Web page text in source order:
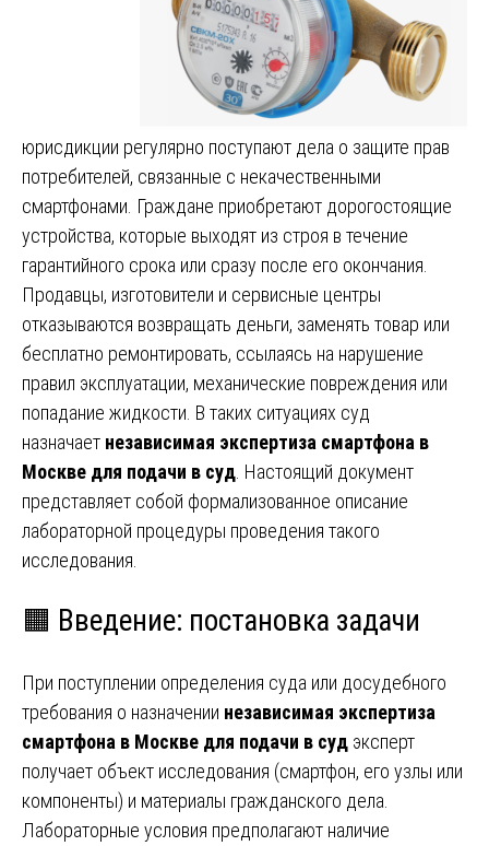
юрисдикции регулярно поступают дела о защите прав
потребителей, связанные с некачественными
смартфонами. Граждане приобретают дорогостоящие
устройства, которые выходят из строя в течение
гарантийного срока или сразу после его окончания.
Продавцы, изготовители и сервисные центры
отказываются возвращать деньги, заменять товар или
бесплатно ремонтировать, ссылаясь на нарушение
правил эксплуатации, механические повреждения или
попадание жидкости. В таких ситуациях суд
назначает независимая экспертиза смартфона в
Москве для подачи в суд . Настоящий документ
представляет собой формализованное описание
лабораторной процедуры проведения такого
исследования.
🟧 Введение: постановка задачи
При поступлении определения суда или досудебного
требования о назначении независимая экспертиза
смартфона в Москве для подачи в суд эксперт
получает объект исследования (смартфон, его узлы или
компоненты) и материалы гражданского дела.
Лабораторные условия предполагают наличие